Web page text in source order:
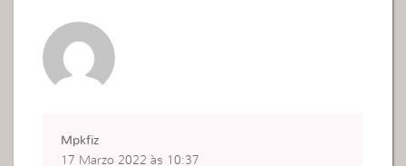
Mpkfiz
17 Marzo 2022 às 10:37